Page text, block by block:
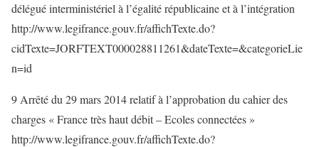
délégué interministériel à l’égalité républicaine et à l’intégration
http://www.legifrance.gouv.fr/affichTexte.do?
cidTexte=JORFTEXT000028811261&dateTexte=&categorieLie
n=id
9 Arrêté du 29 mars 2014 relatif à l’approbation du cahier des
charges « France très haut débit – Ecoles connectées »
http://www.legifrance.gouv.fr/affichTexte.do?